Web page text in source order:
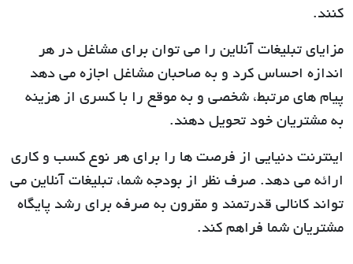
کنند.
مزایای تبلیغات آنلاین را می توان برای مشاغل در هر
اندازه احساس کرد و به صاحبان مشاغل اجازه می دهد
پیام های مرتبط، شخصی و به موقع را با کسری از هزینه
به مشتریان خود تحویل دهند.
اینترنت دنیایی از فرصت ها را برای هر نوع کسب و کاری
ارائه می دهد. صرف نظر از بودجه شما، تبلیغات آنلاین می
تواند کانالی قدرتمند و مقرون به صرفه برای رشد پایگاه
مشتریان شما فراهم کند.